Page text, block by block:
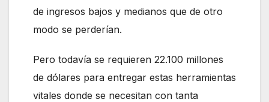
de ingresos bajos y medianos que de otro
modo se perderían.
Pero todavía se requieren 22.100 millones
de dólares para entregar estas herramientas
vitales donde se necesitan con tanta